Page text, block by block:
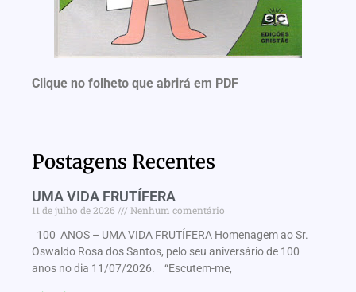
Clique no folheto que abrirá em PDF
Postagens Recentes
UMA VIDA FRUTÍFERA
11 de julho de 2026
Nenhum comentário
100 ANOS – UMA VIDA FRUTÍFERA Homenagem ao Sr.
Oswaldo Rosa dos Santos, pelo seu aniversário de 100
anos no dia 11/07/2026. “Escutem-me,